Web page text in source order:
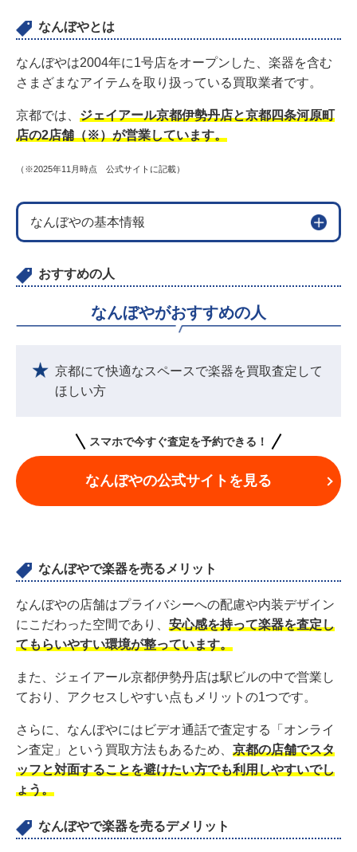
なんぼやとは
なんぼやは2004年に1号店をオープンした、楽器を含む
さまざまなアイテムを取り扱っている買取業者です。
京都では、 ジェイアール京都伊勢丹店と京都四条河原町
店の2店舗（※）が営業しています。
（※2025年11月時点 公式サイトに記載）
なんぼやの基本情報
おすすめの人
なんぼやがおすすめの人
京都にて快適なスペースで楽器を買取査定して
ほしい方
スマホで今すぐ査定を予約できる！
なんぼやの公式サイトを見る
なんぼやで楽器を売るメリット
なんぼやの店舗はプライバシーへの配慮や内装デザイン
にこだわった空間であり、 安心感を持って楽器を査定し
てもらいやすい環境が整っています。
また、ジェイアール京都伊勢丹店は駅ビルの中で営業し
ており、アクセスしやすい点もメリットの1つです。
さらに、なんぼやにはビデオ通話で査定する「オンライ
ン査定」という買取方法もあるため、 京都の店舗でスタ
ッフと対面することを避けたい方でも利用しやすいでし
ょう。
なんぼやで楽器を売るデメリット